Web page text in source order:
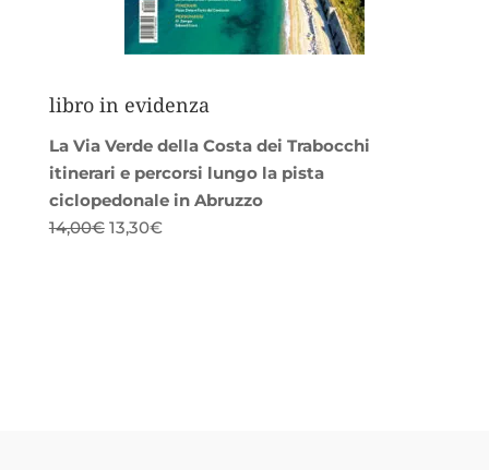
libro in evidenza
La Via Verde della Costa dei Trabocchi
itinerari e percorsi lungo la pista
ciclopedonale in Abruzzo
14,00€ Il
13,30€Il